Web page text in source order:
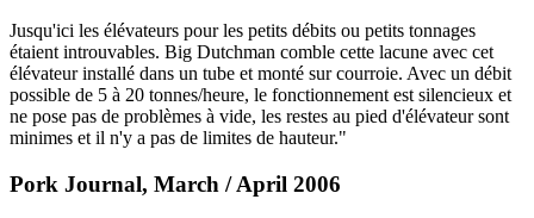
Jusqu'ici les élévateurs pour les petits débits ou petits tonnages
étaient introuvables. Big Dutchman comble cette lacune avec cet
élévateur installé dans un tube et monté sur courroie. Avec un débit
possible de 5 à 20 tonnes/heure, le fonctionnement est silencieux et
ne pose pas de problèmes à vide, les restes au pied d'élévateur sont
minimes et il n'y a pas de limites de hauteur."
Pork Journal, March / April 2006